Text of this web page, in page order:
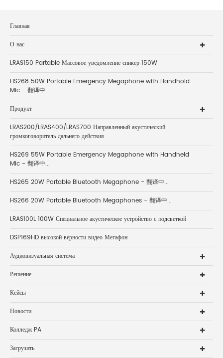
Главная
О нас
LRAS150 Partable Массовое уведомление спикер 150W
HS268 50W Portable Emergency Megaphone with Handhold
Mic - 翻译中...
Продукт
LRAS200/LRAS400/LRAS700 Направленный акустический
громкоговоритель дальнего действия
HS269 55W Portable Emergency Megaphone with Handheld
Mic - 翻译中...
HS265 20W Portable Bluetooth Megaphone - 翻译中...
HS266 20W Portable Bluetooth Megaphones - 翻译中...
LRAS100L 100W Специальное акустическое устройство с подсветкой
DSP169HD высокой верности видео Мегафон
Аудиовизуальная система
Решение
Кейсы
Новости
Колледж PA
Загрузить